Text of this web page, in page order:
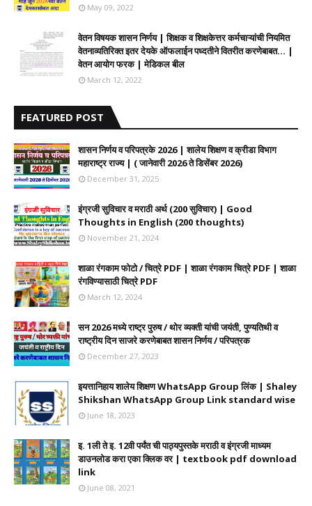
May 09, 2022
वेतन विषयक शासन निर्णय | शिक्षक व शिक्षकेत्तर कर्मचाऱ्यांची नियमित
वेतनाव्यतिरिक्त इतर देयके ऑफलाईन पध्दतीने वितरीत करणेबाबत... |
वेतन आयोग फरक | मेडिकल बील
March 12, 2022
FEATURED POST
शासन निर्णय व परिपत्रके 2026 | शालेय शिक्षण व क्रीडा विभाग
महाराष्ट्र राज्य | ( जानेवारी 2026 ते डिसेंबर 2026)
December 31, 2025
इंग्रजी सुविचार व मराठी अर्थ (200 सुविचार) | Good
Thoughts in English (200 thoughts)
November 21, 2024
शाळा रंगकाम फोटो / चित्रे PDF | शाळा रंगकाम चित्रे PDF | शाळा
रंगविण्यासाठी चित्रे PDF
March 12, 2024
सन 2026 मध्ये राष्ट्र पुरुष / थोर व्यक्ती यांची जयंती, पुण्यतिथी व
राष्ट्रीय दिन साजरे करणेबाबत शासन निर्णय / परिपत्रक
December 27, 2023
इयत्तानिहाय शालेय शिक्षण WhatsApp Group लिंक | Shaley
Shikshan WhatsApp Group Link standard wise
June 18, 2023
इ. 1ली ते इ. 12वी पर्यंत ची पाठ्यपुस्तके मराठी व इंग्रजी माध्यम
डाउनलोड करा एका क्लिक वर | textbook pdf download
link
June 08, 2021